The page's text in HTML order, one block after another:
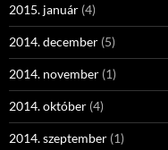
2015. január (4)
2014. december (5)
2014. november (1)
2014. október (4)
2014. szeptember (1)